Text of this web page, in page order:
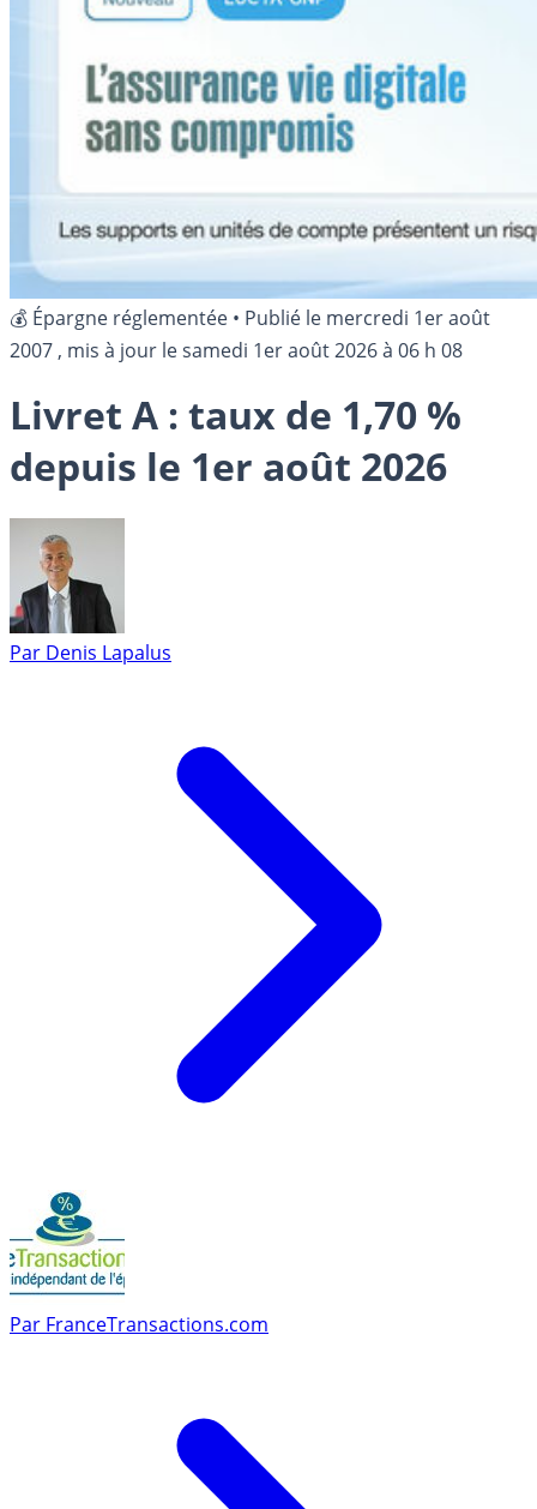
💰 Épargne réglementée • Publié le mercredi 1er août
2007 , mis à jour lesamedi 1er août 2026 à 06 h 08
Livret A : taux de 1,70 %
depuis le 1er août 2026
Par Denis Lapalus
Par FranceTransactions.com